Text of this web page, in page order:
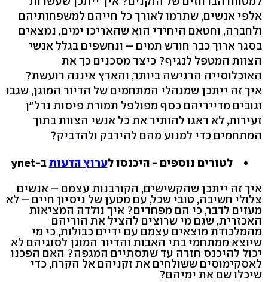
אלפי אנשים, שתרמו לאורך כל חייהם למשפחותיהם
ולחברה, וחטאם היחידי הוא שהאריכו ימים, נמצאים
בסגר ארוך כבר חודש תמים – ונחשפים בגלל אנשי
הצוות המטפל לנגיף? כיצד מסכנים כך את
האוכלוסייה הרגישה ביותר, והארץ איננה רועשת?
איך זה ייתכן שמנהלי המתחמים של הדיור המוגן, שגבו
וגובים מדייריהם כסף מפולפל תמורת פיסות נדל"ן
זעירות, לא דאגו להותיר את כל אנשי הצוות בתוך
המתחמים כדי למנוע מהם להידבק ולהדביק?
לטורים נוספים - היכנסו לערוץ הדעותב-ynet
איך זה ייתכן שהקשישים, הקורבנות עצמם – אנשים
צלולי חשיבה, טובי שכל, עם מטען של ניסיון חיים – לא
מעזים לדבר, כי הם מפחדים? איך נולדה המציאות
האכזרית, שגם מי שרוצים להציל את הוריהם
מהמלכודת מוצאים עצמם עם ידיים כבולות, כי מי
שיוצא ממתחמי בתי האבות והדיור המוגן לסוגיהם לא
יכול להיכנס חזרה עד שתסתיים המגפה? האם הפכנו
לאסקימוסים ששולחים את זקניהם אל הקרח, כדי
שיכלו שם את ימיהם?